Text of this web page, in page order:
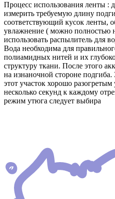
Процесс использования ленты :
измерить требуемую длину
соответствующий кусок ленты,
увлажнение ( можно полностью
использовать распылитель для
Вода необходима для
полиамидных нитей и их
структуру ткани. После этого
на изнаночной стороне подгиба.
этот участок хорошо
несколько секунд к каждому
режим утюга следует выбира